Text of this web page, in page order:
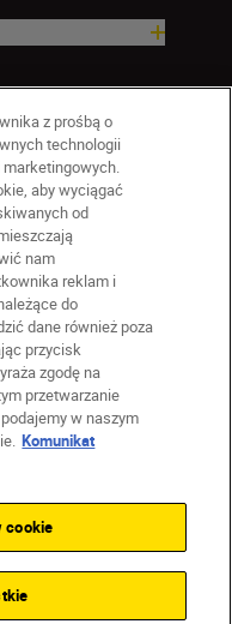
Dostępność
z prośbą o
technologii
aby wyciągać
od
nam
reklam i
do
dane również poza
przycisk
zgodę na
przetwarzanie
w naszym
Komunikat
cookie